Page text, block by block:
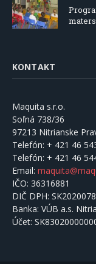
KONTAKT
Maquita s.r.o.
Soľná 738/36
97213 Nitrianske
Telefón: + 421 46
Telefón: + 421 46
Email:
IČO: 36316881
DIČ DPH:
Banka: VÚB a.s.
Účet: